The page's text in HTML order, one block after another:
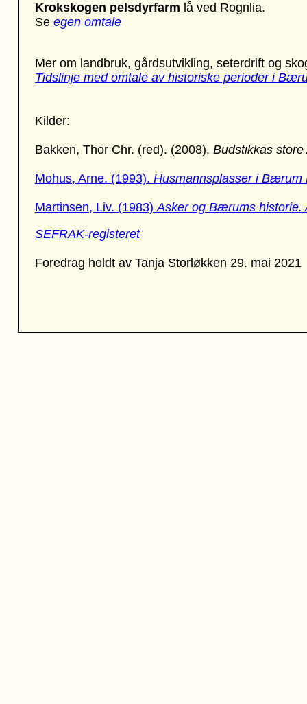
Krokskogen pelsdyrfarm lå ved Rognlia.
Se egen omtale
Mer om landbruk, gårdsutvikling, seterdrift og
Tidslinje med omtale av historiske perioder i
Kilder:
Bakken, Thor Chr. (red). (2008). Budstikkas
Mohus, Arne. (1993). Husmannsplasser i Bærum
Martinsen, Liv. (1983)Asker og Bærums
SEFRAK-registeret
Foredrag holdt av Tanja Storløkken 29. mai 2021